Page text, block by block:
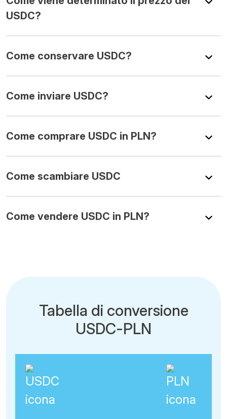
USDC?
Come conservare USDC?
Come inviare USDC?
Come comprare USDC in PLN?
Come scambiare USDC
Come vendere USDC in PLN?
Tabella di conversione
USDC-PLN